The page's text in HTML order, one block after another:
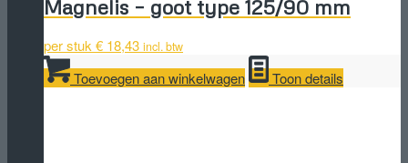
Magnelis – goot type 125/90 mm
per stuk€ 18,43 incl. btw
Toevoegen aan winkelwagen Toon details